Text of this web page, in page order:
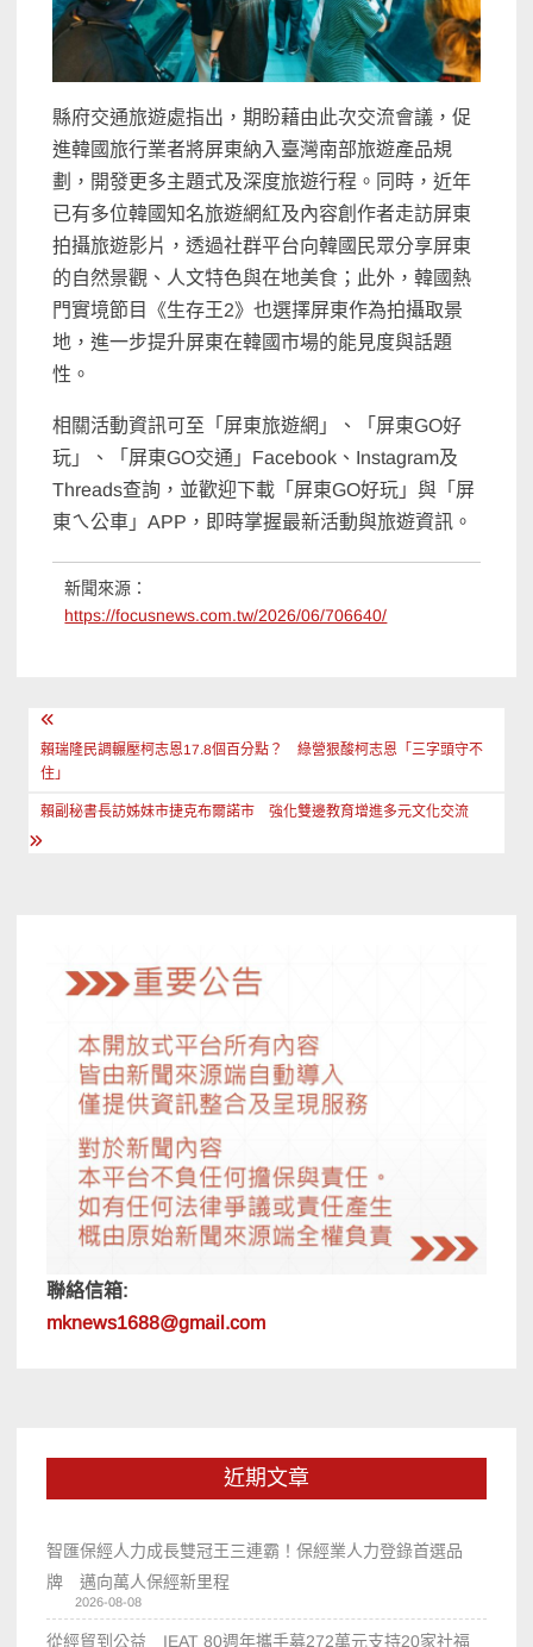
縣府交通旅遊處指出，期盼藉由此次交流會議，促
進韓國旅行業者將屏東納入臺灣南部旅遊產品規
劃，開發更多主題式及深度旅遊行程。同時，近年
已有多位韓國知名旅遊網紅及內容創作者走訪屏東
拍攝旅遊影片，透過社群平台向韓國民眾分享屏東
的自然景觀、人文特色與在地美食；此外，韓國熱
門實境節目《生存王2》也選擇屏東作為拍攝取景
地，進一步提升屏東在韓國市場的能見度與話題
性。
相關活動資訊可至「屏東旅遊網」、「屏東GO好
玩」、「屏東GO交通」Facebook、Instagram及
Threads查詢，並歡迎下載「屏東GO好玩」與「屏
東ㄟ公車」APP，即時掌握最新活動與旅遊資訊。
新聞來源：
https://focusnews.com.tw/2026/06/706640/
文
章
導
覽
賴瑞隆民調輾壓柯志恩17.8個百分點？ 綠營狠酸柯志恩「三字頭守不
住」
賴副秘書長訪姊妹市捷克布爾諾市 強化雙邊教育增進多元文化交流
聯絡信箱:
mknews1688@gmail.com
近期文章
智匯保經人力成長雙冠王三連霸！保經業人力登錄首選品
牌 邁向萬人保經新里程
2026-08-08
從經貿到公益 IEAT 80週年攜手募272萬元支持20家社福